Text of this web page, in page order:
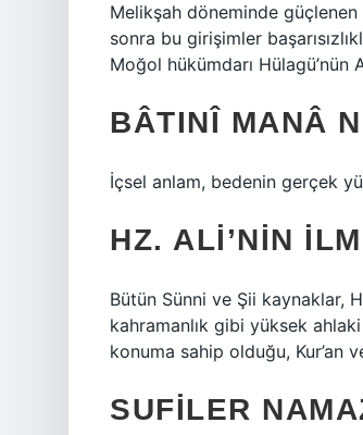
Melikşah döneminde güçlenen
sonra bu girişimler
Moğol hükümdarı Hülagü’nün
BÂTINÎ MANÂ
İçsel anlam, bedenin gerçek
HZ. ALI’NIN
Bütün Sünni ve Şii kaynaklar,
kahramanlık gibi yüksek
konuma sahip olduğu,
SUFILER